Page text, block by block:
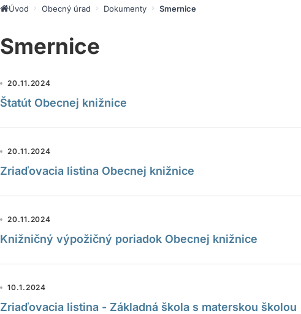
Úvod Obecný úrad Dokumenty Smernice
Smernice
20.11.2024
Štatút Obecnej knižnice
20.11.2024
Zriaďovacia listina Obecnej knižnice
20.11.2024
Knižničný výpožičný poriadok Obecnej knižnice
10.1.2024
Zriaďovacia listina - Základná škola s materskou školou